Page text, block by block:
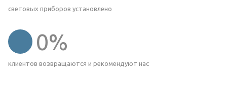
световых приборов установлено
0%
клиентов возвращаются и рекомендуют нас